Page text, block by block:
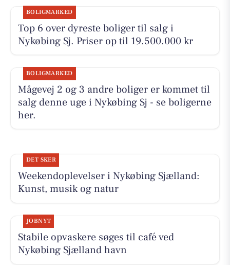
BOLIGMARKED
Top 6 over dyreste boliger til salg i
Nykøbing Sj. Priser op til 19.500.000 kr
BOLIGMARKED
Mågevej 2 og 3 andre boliger er kommet til
salg denne uge i Nykøbing Sj - se boligerne
her.
DET SKER
Weekendoplevelser i Nykøbing Sjælland:
Kunst, musik og natur
JOBNYT
Stabile opvaskere søges til café ved
Nykøbing Sjælland havn